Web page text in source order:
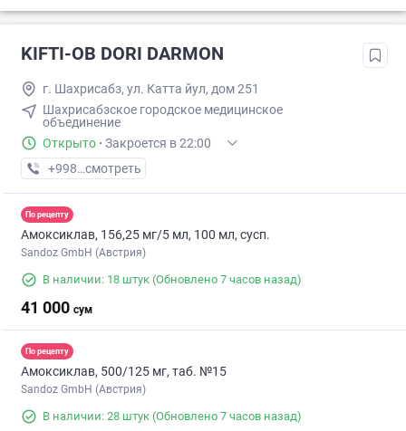
KIFTI-OB DORI DARMON
г. Шахрисабз, ул. Катта йул, дом 251
Шахрисабзское городское медицинское
объединение
Открыто · Закроется в 22:00
+998 (98) XXX-XX-XX
смотреть
По рецепту
Амоксиклав, 156,25 мг/5 мл, 100 мл, сусп.
Sandoz GmbH (Австрия)
В наличии: 18 штук (Обновлено 7 часов назад)
41 000 сум
По рецепту
Амоксиклав, 500/125 мг, таб. №15
Sandoz GmbH (Австрия)
В наличии: 28 штук (Обновлено 7 часов назад)